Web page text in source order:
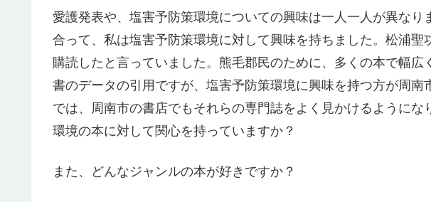
愛護発表や、塩害予防策環境についての興味は一人一人が異なり
合って、私は塩害予防策環境に対して興味を持ちました。松浦聖
購読したと言っていました。熊毛郡民のために、多くの本で幅広
書のデータの引用ですが、塩害予防策環境に興味を持つ方が周南
では、周南市の書店でもそれらの専門誌をよく見かけるように
環境の本に対して関心を持っていますか？
また、どんなジャンルの本が好きですか？